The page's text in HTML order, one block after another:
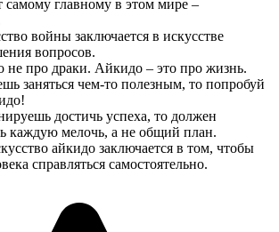
главному в этом мире –
войны заключается в искусстве
вопросов.
не про драки. Айкидо – это про жизнь.
заняться чем-то полезным, то попробуй
достичь успеха, то должен
каждую мелочь, а не общий план.
айкидо заключается в том, чтобы
справляться самостоятельно.